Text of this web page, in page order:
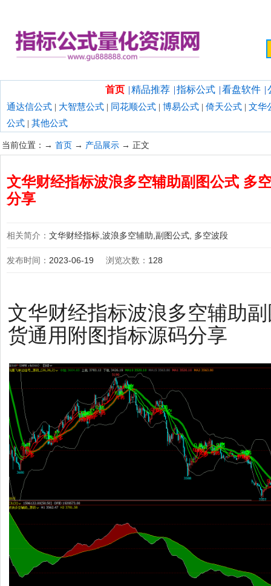
首页 | 精品推荐 | 指标公式 | 看盘软件 |
通达信公式 | 大智慧公式 | 同花顺公式 | 博易公式 | 倚天公式 | 文华
公式 | 其他公式
当前位置：→ 首页 → 产品展示 → 正文
文华财经指标波浪多空辅助副图公式 多
分享
相关简介： 文华财经指标,波浪多空辅助,副图公式, 多空波段
发布时间： 2023-06-19 浏览次数： 128
文华财经指标波浪多空辅助
货通用附图指标源码分享